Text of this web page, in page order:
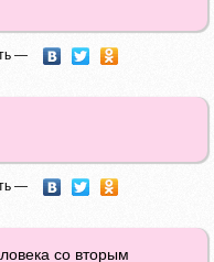
—
—
со вторым